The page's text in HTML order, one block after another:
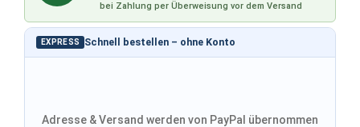
EXPRESS Schnell bestellen – ohne Konto
Adresse & Versand werden von PayPal übernommen
bei Zahlung per Überweisung vor dem Versand